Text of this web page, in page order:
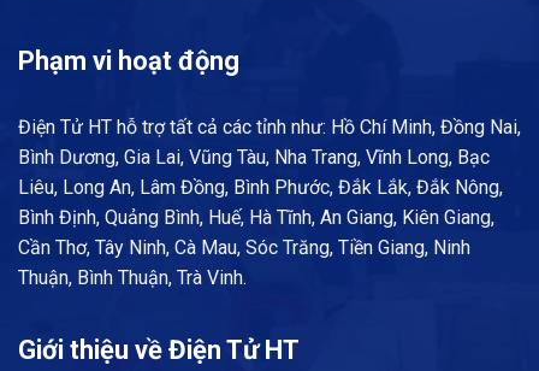
Phạm vi hoạt động
Điện Tử HT hỗ trợ tất cả các tỉnh như: Hồ Chí Minh, Đồng Nai,
Bình Dương, Gia Lai, Vũng Tàu, Nha Trang, Vĩnh Long, Bạc
Liêu, Long An, Lâm Đồng, Bình Phước, Đắk Lắk, Đắk Nông,
Bình Định, Quảng Bình, Huế, Hà Tĩnh, An Giang, Kiên Giang,
Cần Thơ, Tây Ninh, Cà Mau, Sóc Trăng, Tiền Giang, Ninh
Thuận, Bình Thuận, Trà Vinh.
Giới thiệu về Điện Tử HT